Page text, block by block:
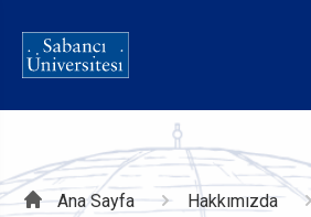
Sayfa
Ana Sayfa Hakkımızda